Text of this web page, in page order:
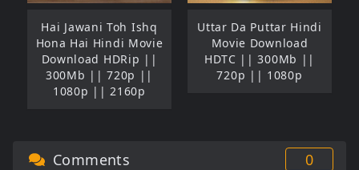
Hai Jawani Toh Ishq
Hona Hai Hindi Movie
Download HDRip ||
300Mb || 720p ||
1080p || 2160p
Uttar Da Puttar Hindi
Movie Download
HDTC || 300Mb ||
720p || 1080p
Comments 0